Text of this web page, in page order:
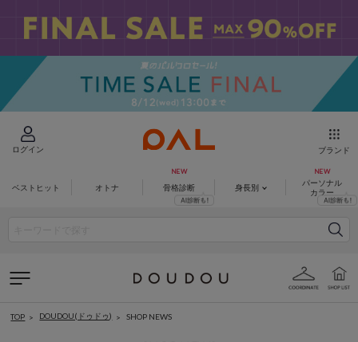
ログイン ブランド
ベストヒット オトナ 骨格診断 身長別
パーソナル
カラー
TOP DOUDOU(ドゥドゥ) SHOP NEWS